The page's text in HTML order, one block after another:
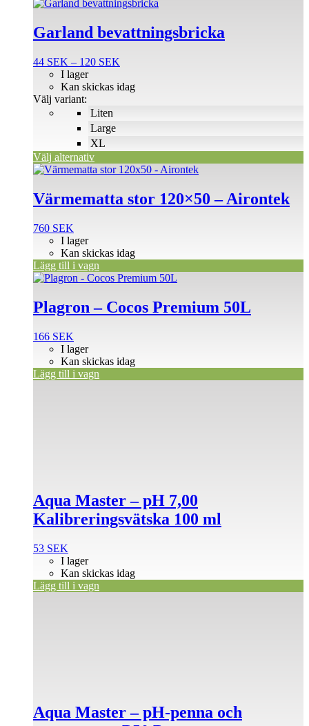
Garland bevattningsbricka
44 SEK – 120 SEK
till
Liten
Large
XL
I lager
Kan skickas idag
Välj variant:
Välj alternativ
Den
produkten
har
varianter.
olika
alternativen
produktsidan
Värmematta stor 120×50 – Airontek
760 SEK
I lager
Kan skickas idag
Lägg till i vagn
Plagron – Cocos Premium 50L
166 SEK
I lager
Kan skickas idag
Lägg till i vagn
Aqua Master – pH 7,00
Kalibreringsvätska 100 ml
53 SEK
I lager
Kan skickas idag
Lägg till i vagn
Aqua Master – pH-penna och